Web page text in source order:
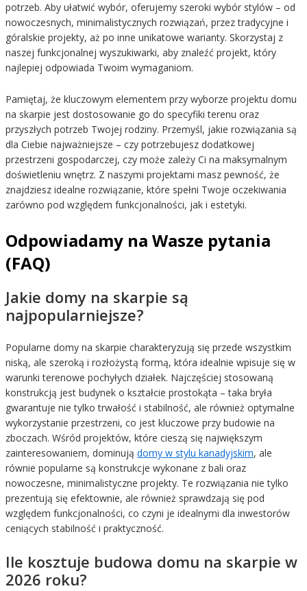
potrzeb. Aby ułatwić wybór, oferujemy szeroki wybór stylów – od
nowoczesnych, minimalistycznych rozwiązań, przez tradycyjne i
góralskie projekty, aż po inne unikatowe warianty. Skorzystaj z
naszej funkcjonalnej wyszukiwarki, aby znaleźć projekt, który
najlepiej odpowiada Twoim wymaganiom.
Pamiętaj, że kluczowym elementem przy wyborze projektu domu
na skarpie jest dostosowanie go do specyfiki terenu oraz
przyszłych potrzeb Twojej rodziny. Przemyśl, jakie rozwiązania są
dla Ciebie najważniejsze – czy potrzebujesz dodatkowej
przestrzeni gospodarczej, czy może zależy Ci na maksymalnym
doświetleniu wnętrz. Z naszymi projektami masz pewność, że
znajdziesz idealne rozwiązanie, które spełni Twoje oczekiwania
zarówno pod względem funkcjonalności, jak i estetyki.
Odpowiadamy na Wasze pytania
(FAQ)
Jakie domy na skarpie są
najpopularniejsze?
Popularne domy na skarpie charakteryzują się przede wszystkim
niską, ale szeroką i rozłożystą formą, która idealnie wpisuje się w
warunki terenowe pochyłych działek. Najczęściej stosowaną
konstrukcją jest budynek o kształcie prostokąta – taka bryła
gwarantuje nie tylko trwałość i stabilność, ale również optymalne
wykorzystanie przestrzeni, co jest kluczowe przy budowie na
zboczach. Wśród projektów, które cieszą się największym
zainteresowaniem, dominują domy w stylu kanadyjskim, ale
równie popularne są konstrukcje wykonane z bali oraz
nowoczesne, minimalistyczne projekty. Te rozwiązania nie tylko
prezentują się efektownie, ale również sprawdzają się pod
względem funkcjonalności, co czyni je idealnymi dla inwestorów
ceniących stabilność i praktyczność.
Ile kosztuje budowa domu na skarpie w
2026 roku?